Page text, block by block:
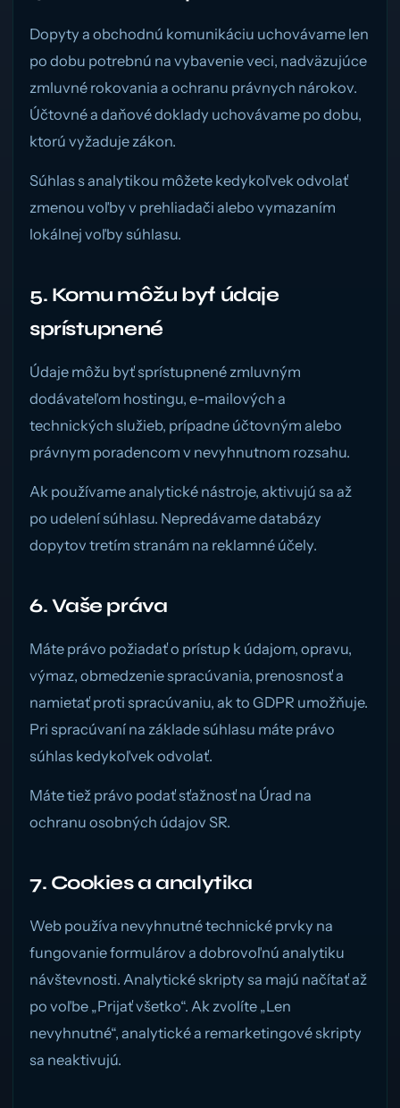
Dopyty a obchodnú komunikáciu uchovávame len
po dobu potrebnú na vybavenie veci, nadväzujúce
zmluvné rokovania a ochranu právnych nárokov.
Účtovné a daňové doklady uchovávame po dobu,
ktorú vyžaduje zákon.
Súhlas s analytikou môžete kedykoľvek odvolať
zmenou voľby v prehliadači alebo vymazaním
lokálnej voľby súhlasu.
5. Komu môžu byť údaje
sprístupnené
Údaje môžu byť sprístupnené zmluvným
dodávateľom hostingu, e-mailových a
technických služieb, prípadne účtovným alebo
právnym poradencom v nevyhnutnom rozsahu.
Ak používame analytické nástroje, aktivujú sa až
po udelení súhlasu. Nepredávame databázy
dopytov tretím stranám na reklamné účely.
6. Vaše práva
Máte právo požiadať o prístup k údajom, opravu,
výmaz, obmedzenie spracúvania, prenosnosť a
namietať proti spracúvaniu, ak to GDPR umožňuje.
Pri spracúvaní na základe súhlasu máte právo
súhlas kedykoľvek odvolať.
Máte tiež právo podať sťažnosť na Úrad na
ochranu osobných údajov SR.
7. Cookies a analytika
Web používa nevyhnutné technické prvky na
fungovanie formulárov a dobrovoľnú analytiku
návštevnosti. Analytické skripty sa majú načítať až
po voľbe „Prijať všetko“. Ak zvolíte „Len
nevyhnutné“, analytické a remarketingové skripty
sa neaktivujú.